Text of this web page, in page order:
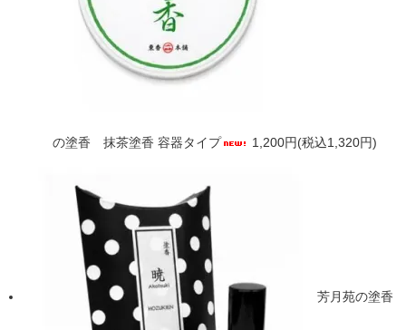
の塗香 抹茶塗香 容器タイプ 1,200円(税込1,320円)
芳月苑の塗香